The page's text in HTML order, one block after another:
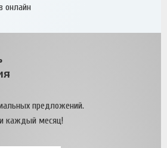
онлайн
предложений.
каждый месяц!